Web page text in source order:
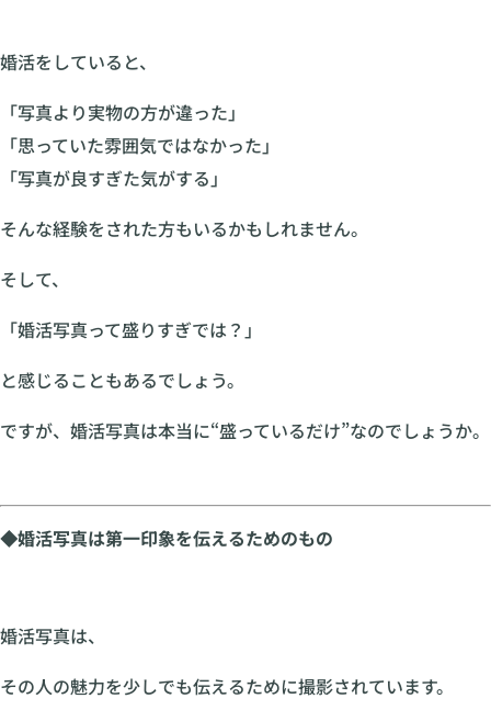
婚活をしていると、
「写真より実物の方が違った」
「思っていた雰囲気ではなかった」
「写真が良すぎた気がする」
そんな経験をされた方もいるかもしれません。
そして、
「婚活写真って盛りすぎでは？」
と感じることもあるでしょう。
ですが、婚活写真は本当に“盛っているだけ”なのでしょうか。
◆婚活写真は第一印象を伝えるためのもの
婚活写真は、
その人の魅力を少しでも伝えるために撮影されています。